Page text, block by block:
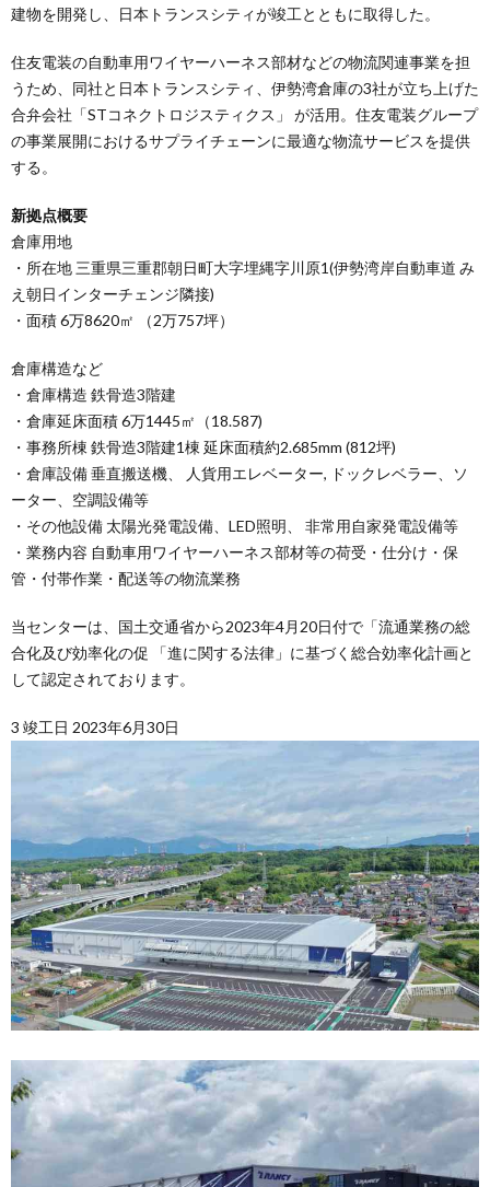
建物を開発し、日本トランスシティが竣工とともに取得した。
住友電装の自動車用ワイヤーハーネス部材などの物流関連事業を担
うため、同社と日本トランスシティ、伊勢湾倉庫の3社が立ち上げた
合弁会社「STコネクトロジスティクス」 が活用。住友電装グループ
の事業展開におけるサプライチェーンに最適な物流サービスを提供
する。
新拠点概要
倉庫用地
・所在地 三重県三重郡朝日町大字埋縄字川原1(伊勢湾岸自動車道 み
え朝日インターチェンジ隣接)
・面積 6万8620㎡ （2万757坪）
倉庫構造など
・倉庫構造 鉄骨造3階建
・倉庫延床面積 6万1445㎡（18.587)
・事務所棟 鉄骨造3階建1棟 延床面積約2.685mm (812坪)
・倉庫設備 垂直搬送機、 人貨用エレベーター, ドックレベラー、ソ
ーター、空調設備等
・その他設備 太陽光発電設備、LED照明、 非常用自家発電設備等
・業務内容 自動車用ワイヤーハーネス部材等の荷受・仕分け・保
管・付帯作業・配送等の物流業務
当センターは、国土交通省から2023年4月20日付で「流通業務の総
合化及び効率化の促 「進に関する法律」に基づく総合効率化計画と
して認定されております。
3 竣工日 2023年6月30日